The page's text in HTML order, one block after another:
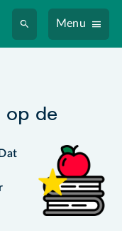
Menu
op de